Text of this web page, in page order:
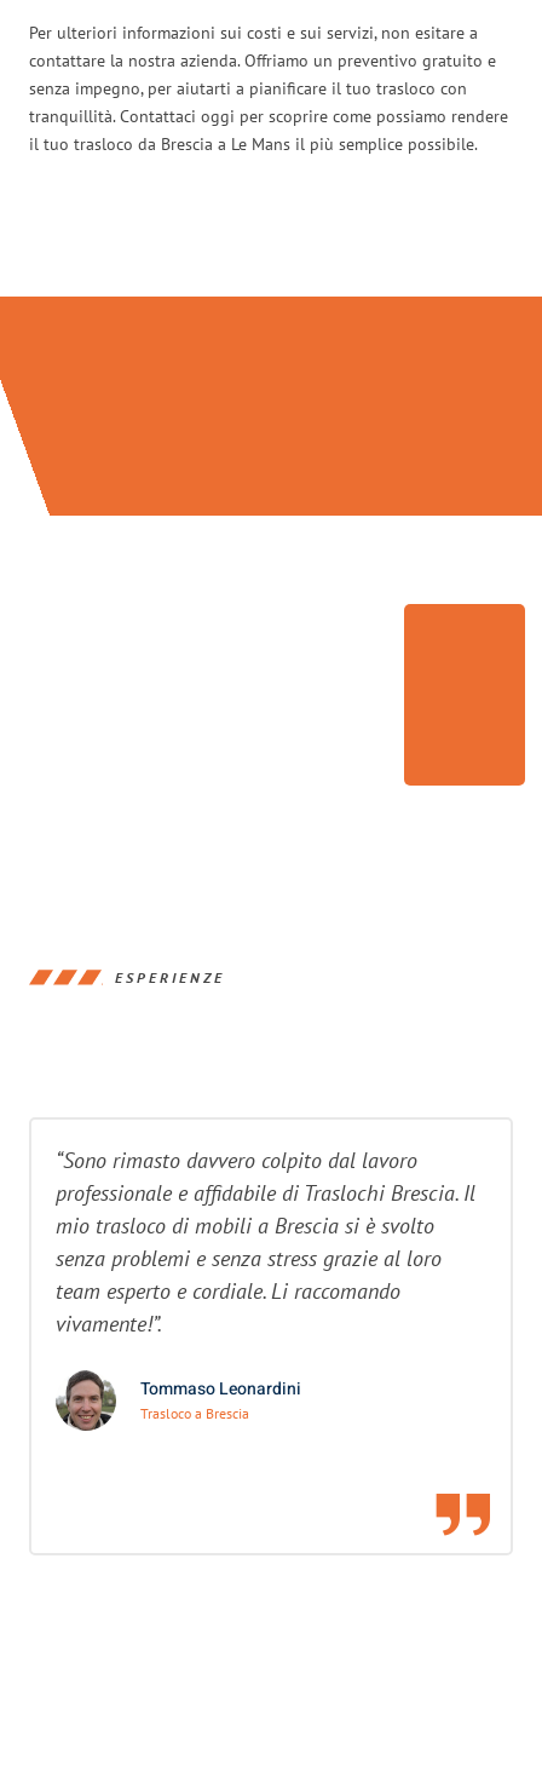
Per ulteriori informazioni sui costi e sui servizi, non esitare a
contattare la nostra azienda. Offriamo un preventivo gratuito e
senza impegno, per aiutarti a pianificare il tuo trasloco con
tranquillità. Contattaci oggi per scoprire come possiamo rendere
il tuo trasloco da Brescia a Le Mans il più semplice possibile.
ESPERIENZE
“Sono rimasto davvero colpito dal lavoro
professionale e affidabile di Traslochi Brescia. Il
mio trasloco di mobili a Brescia si è svolto
senza problemi e senza stress grazie al loro
team esperto e cordiale. Li raccomando
vivamente!”.
Tommaso Leonardini
Trasloco a Brescia